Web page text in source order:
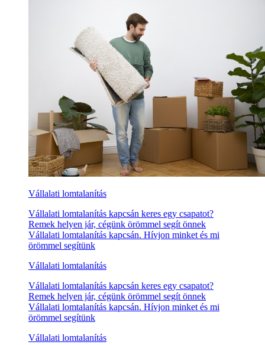
Vállalati lomtalanítás
Vállalati lomtalanítás kapcsán keres egy csapatot?
Remek helyen jár, cégünk örömmel segít önnek
Vállalati lomtalanítás kapcsán. Hívjon minket és mi
örömmel segítünk
Vállalati lomtalanítás
Vállalati lomtalanítás kapcsán keres egy csapatot?
Remek helyen jár, cégünk örömmel segít önnek
Vállalati lomtalanítás kapcsán. Hívjon minket és mi
örömmel segítünk
Vállalati lomtalanítás